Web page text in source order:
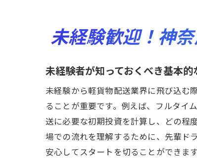
初
未経験歓迎！神
未経験者が知っておくべき基本的
未経験から軽貨物配送業界に飛び込む
ることが重要です。例えば、フルタイ
送に必要な初期投資を計算し、どの程
場での流れを理解するために、先輩ド
安心してスタートを切ることができます